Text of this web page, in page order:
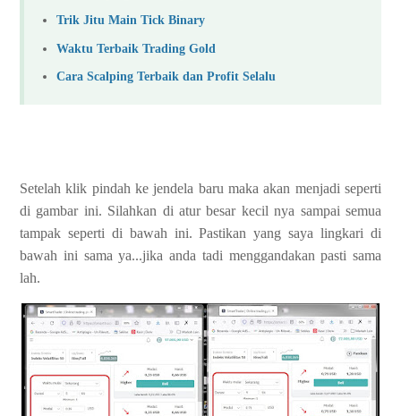
Trik Jitu Main Tick Binary
Waktu Terbaik Trading Gold
Cara Scalping Terbaik dan Profit Selalu
Setelah klik pindah ke jendela baru maka akan menjadi seperti
di gambar ini. Silahkan di atur besar kecil nya sampai semua
tampak seperti di bawah ini. Pastikan yang saya lingkari di
bawah ini sama ya...jika anda tadi menggandakan pasti sama
lah.